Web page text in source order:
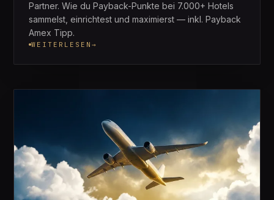
Partner. Wie du Payback-Punkte bei 7.000+ Hotels
sammelst, einrichtest und maximierst — inkl. Payback
Amex Tipp.
WEITERLESEN→